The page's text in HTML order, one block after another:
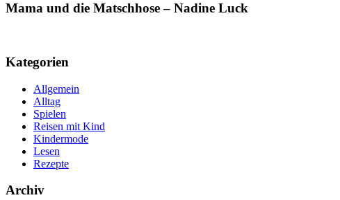
Mama und die Matschhose – Nadine Luck
Kategorien
Allgemein
Alltag
Spielen
Reisen mit Kind
Kindermode
Lesen
Rezepte
Archiv